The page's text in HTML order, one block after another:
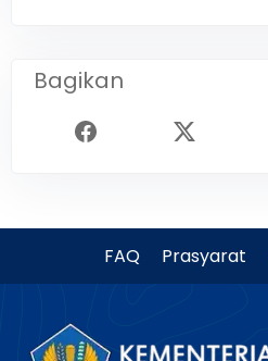
Bagikan
FAQ Prasyarat